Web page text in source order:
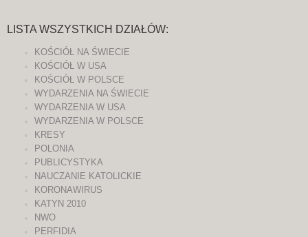
LISTA WSZYSTKICH DZIAŁÓW:
KOŚCIÓŁ NA ŚWIECIE
KOŚCIÓŁ W USA
KOŚCIÓŁ W POLSCE
WYDARZENIA NA ŚWIECIE
WYDARZENIA W USA
WYDARZENIA W POLSCE
KRESY
POLONIA
PUBLICYSTYKA
NAUCZANIE KATOLICKIE
KORONAWIRUS
KATYN 2010
NWO
PERFIDIA